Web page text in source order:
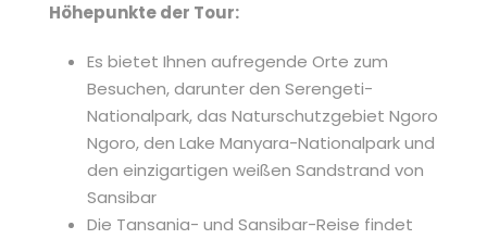
Höhepunkte der Tour:
Es bietet Ihnen aufregende Orte zum
Besuchen, darunter den Serengeti-
Nationalpark, das Naturschutzgebiet Ngoro
Ngoro, den Lake Manyara-Nationalpark und
den einzigartigen weißen Sandstrand von
Sansibar
Die Tansania- und Sansibar-Reise findet